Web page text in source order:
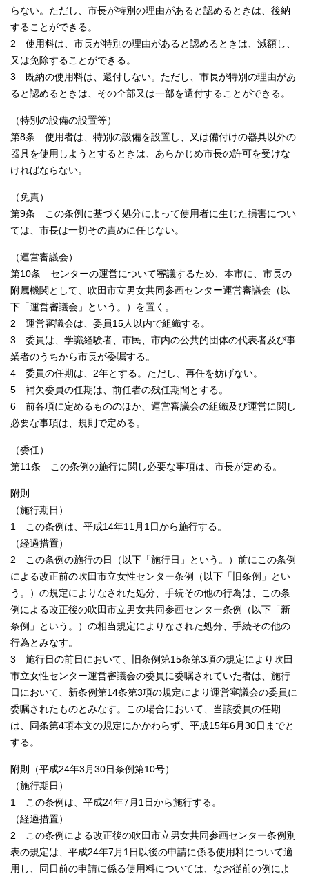
らない。ただし、市長が特別の理由があると認めるときは、後納
することができる。
2 使用料は、市長が特別の理由があると認めるときは、減額し、
又は免除することができる。
3 既納の使用料は、還付しない。ただし、市長が特別の理由があ
ると認めるときは、その全部又は一部を還付することができる。
（特別の設備の設置等）
第8条 使用者は、特別の設備を設置し、又は備付けの器具以外の
器具を使用しようとするときは、あらかじめ市長の許可を受けな
ければならない。
（免責）
第9条 この条例に基づく処分によって使用者に生じた損害につい
ては、市長は一切その責めに任じない。
（運営審議会）
第10条 センターの運営について審議するため、本市に、市長の
附属機関として、吹田市立男女共同参画センター運営審議会（以
下「運営審議会」という。）を置く。
2 運営審議会は、委員15人以内で組織する。
3 委員は、学識経験者、市民、市内の公共的団体の代表者及び事
業者のうちから市長が委嘱する。
4 委員の任期は、2年とする。ただし、再任を妨げない。
5 補欠委員の任期は、前任者の残任期間とする。
6 前各項に定めるもののほか、運営審議会の組織及び運営に関し
必要な事項は、規則で定める。
（委任）
第11条 この条例の施行に関し必要な事項は、市長が定める。
附則
（施行期日）
1 この条例は、平成14年11月1日から施行する。
（経過措置）
2 この条例の施行の日（以下「施行日」という。）前にこの条例
による改正前の吹田市立女性センター条例（以下「旧条例」とい
う。）の規定によりなされた処分、手続その他の行為は、この条
例による改正後の吹田市立男女共同参画センター条例（以下「新
条例」という。）の相当規定によりなされた処分、手続その他の
行為とみなす。
3 施行日の前日において、旧条例第15条第3項の規定により吹田
市立女性センター運営審議会の委員に委嘱されていた者は、施行
日において、新条例第14条第3項の規定により運営審議会の委員に
委嘱されたものとみなす。この場合において、当該委員の任期
は、同条第4項本文の規定にかかわらず、平成15年6月30日までと
する。
附則（平成24年3月30日条例第10号）
（施行期日）
1 この条例は、平成24年7月1日から施行する。
（経過措置）
2 この条例による改正後の吹田市立男女共同参画センター条例別
表の規定は、平成24年7月1日以後の申請に係る使用料について適
用し、同日前の申請に係る使用料については、なお従前の例によ